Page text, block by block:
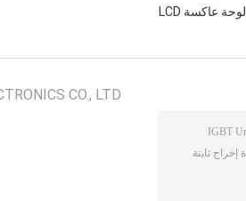
لوحة عاكسة LCD
CO., LTD.